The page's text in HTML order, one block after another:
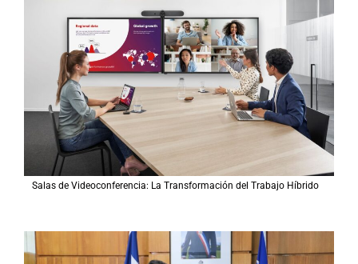
Salas de Videoconferencia: La Transformación del Trabajo Híbrido